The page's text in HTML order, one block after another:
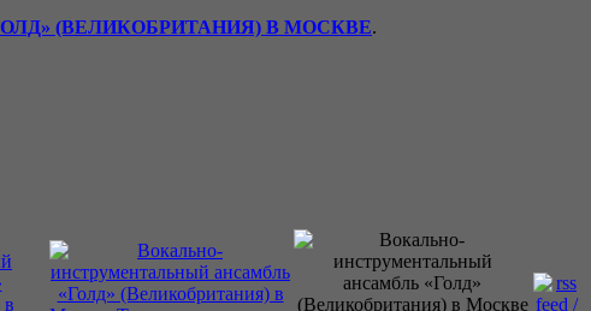
(ВЕЛИКОБРИТАНИЯ) В МОСКВЕ.